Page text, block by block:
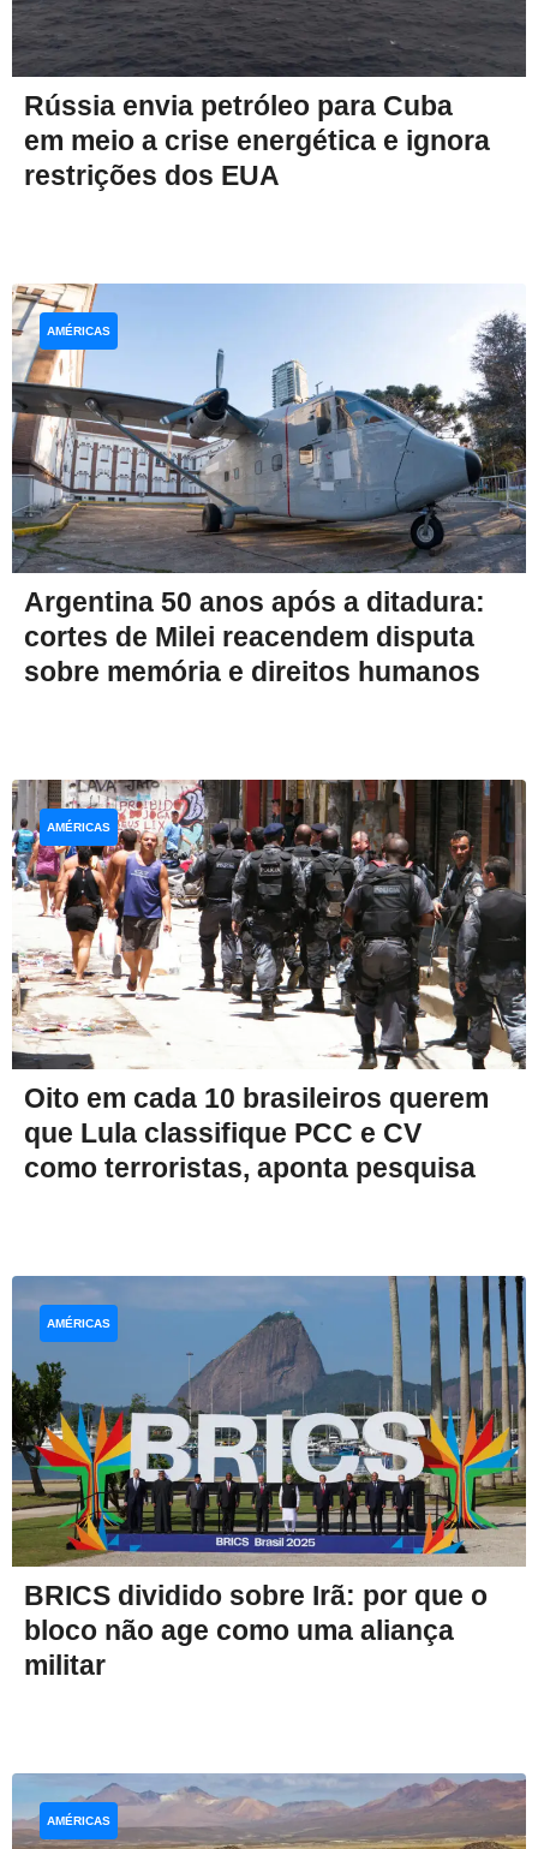
Rússia envia petróleo para Cuba
em meio a crise energética e ignora
restrições dos EUA
Argentina 50 anos após a ditadura:
cortes de Milei reacendem disputa
sobre memória e direitos humanos
AMÉRICAS
Oito em cada 10 brasileiros querem
que Lula classifique PCC e CV
como terroristas, aponta pesquisa
AMÉRICAS
BRICS dividido sobre Irã: por que o
bloco não age como uma aliança
militar
AMÉRICAS
AMÉRICAS